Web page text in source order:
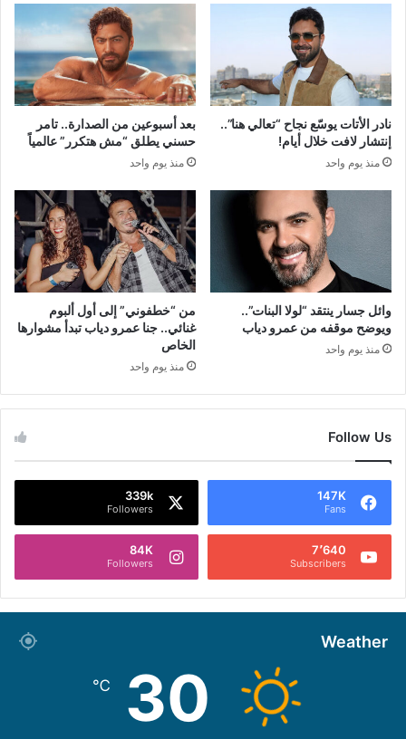
نادر الأتات يوسّع نجاح “تعالي هنا”..
إنتشار لافت خلال أيام!
منذ يوم واحد
بعد أسبوعين من الصدارة.. تامر
حسني يطلق “مش هتكرر” عالمياً
منذ يوم واحد
وائل جسار ينتقد “لولا البنات”..
ويوضح موقفه من عمرو دياب
منذ يوم واحد
من “خطفوني” إلى أول ألبوم
غنائي.. جنا عمرو دياب تبدأ مشوارها
الخاص
منذ يوم واحد
Follow Us
147K
Fans
339k
Followers
7٬640
Subscribers
84K
Followers
Weather
30
℃